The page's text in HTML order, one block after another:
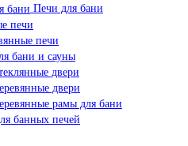
Печи для бани
печи
печи
бани и сауны
двери
двери
рамы для бани
банных печей